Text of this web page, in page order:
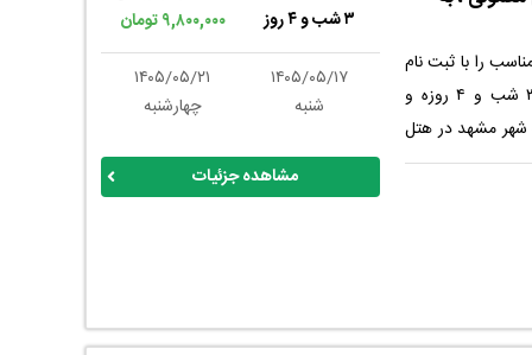
را با ثبت نام
تور زمینی همدان مشهد تجربه کنید. این تور ۳ شب و ۴ روزه و
شهر مشهد در هتل
عالی به حرم
پیاده روی
و از عطر نسیم
یاد ماندنی را
۳ شب و ۴ روز
۹,۸۰۰,۰۰۰ تومان
۱۴۰۵/۰۵/۱۷
۱۴۰۵/۰۵/۲۱
شنبه
چهارشنبه
مشاهده جزئیات